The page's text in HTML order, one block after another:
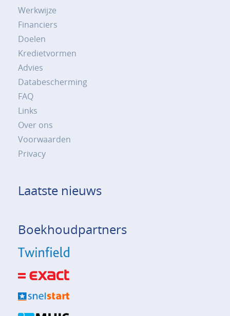
Werkwijze
Financiers
Doelen
Kredietvormen
Advies
Databescherming
FAQ
Links
Over ons
Voorwaarden
Privacy
Laatste nieuws
Boekhoudpartners